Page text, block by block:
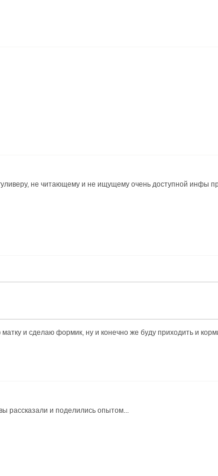
не читающему и не ищущему очень доступной инфы
и сделаю формик, ну и конечно же буду приходить и
рассказали и поделились опытом...